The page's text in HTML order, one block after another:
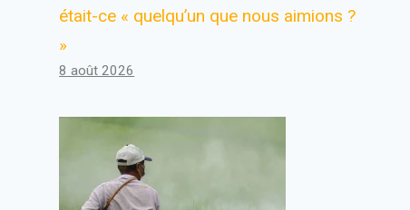
était-ce « quelqu’un que nous aimions ?
»
8 août 2026